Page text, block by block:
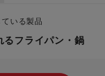
いる製品
るフライパン・鍋